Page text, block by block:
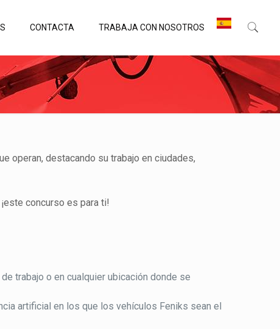
CONTACTA TRABAJA CON NOSOTROS
operan, destacando su trabajo en ciudades,
concurso es para ti!
trabajo o en cualquier ubicación donde se
artificial en los que los vehículos Feniks sean el